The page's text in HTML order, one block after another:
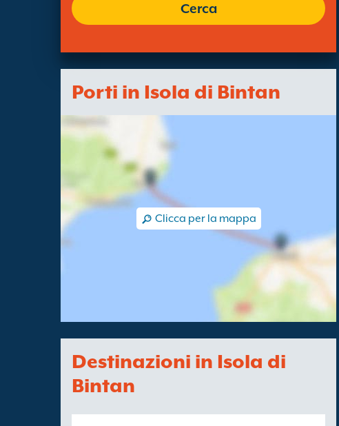
Cerca
Porti in Isola di Bintan
Clicca per la mappa
Destinazioni in Isola di
Bintan